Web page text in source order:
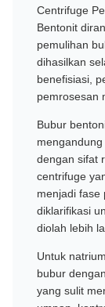
Centrifuge
Bentonit
pemulihan
dihasilkan
benefisiasi,
pemrosesan
Bubur
dengan sifat
centrifuge
menjadi fase
diklarifikasi
diolah lebih
Untuk
bubur
yang sulit